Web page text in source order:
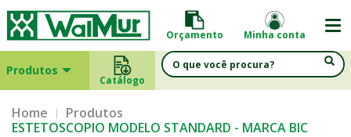
Orçamento Minha conta
Produtos
Catálogo
Home
Produtos
ESTETOSCOPIO MODELO STANDARD - MARCA BIC